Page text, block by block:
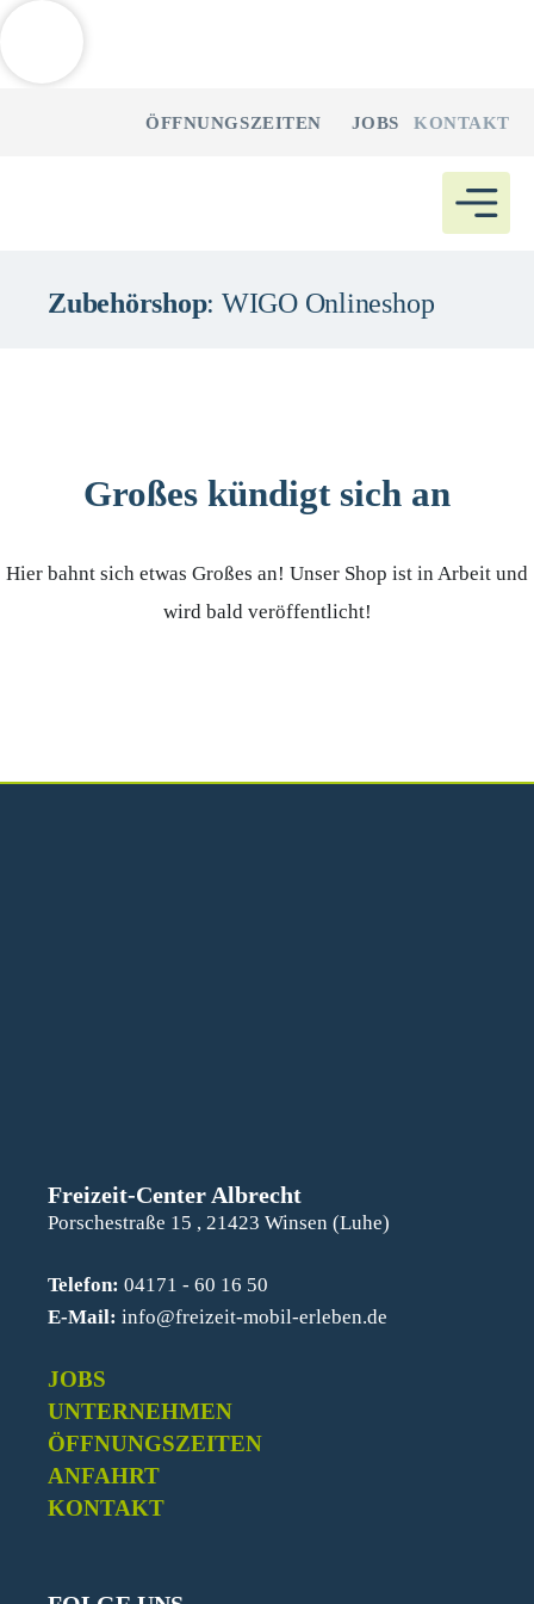
ÖFFNUNGSZEITEN JOBS KONTAKT
Zubehörshop: WIGO Onlineshop
Großes kündigt sich an
Hier bahnt sich etwas Großes an! Unser Shop ist in Arbeit und
wird bald veröffentlicht!
Freizeit-Center Albrecht
Porschestraße 15 , 21423 Winsen (Luhe)
Telefon: 04171 - 60 16 50
E-Mail: info@freizeit-mobil-erleben.de
JOBS
UNTERNEHMEN
ÖFFNUNGSZEITEN
ANFAHRT
KONTAKT